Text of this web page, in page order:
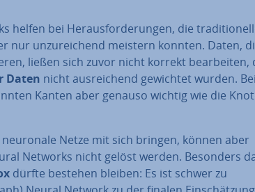
helfen bei Her­aus­for­de­run­gen, die
nur un­zu­rei­chend meistern konnten. Daten,
ließen sich zuvor nicht korrekt be­ar­bei­ten,
Daten nicht aus­rei­chend gewichtet wurden. Bei
Kanten aber genauso wichtig wie die
Netze mit sich bringen, können aber
Networks nicht gelöst werden. Besonders
dürfte bestehen bleiben: Es ist schwer zu